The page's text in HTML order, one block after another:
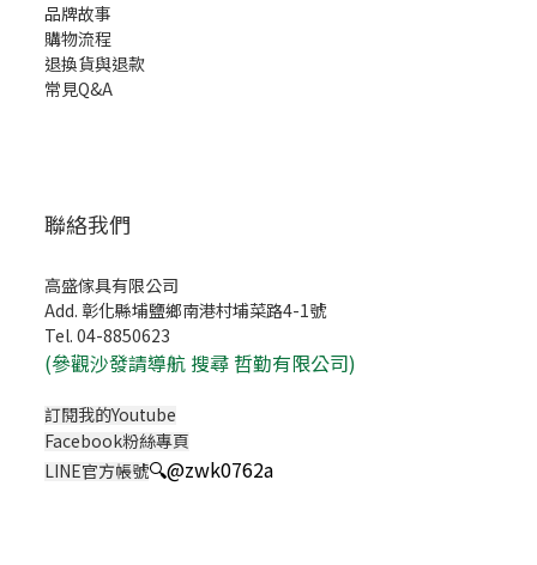
品牌故事
購物流程
退換貨與退款
常見Q&A
聯絡我們
高盛傢具有限公司
Add. 彰化縣埔鹽鄉南港村埔菜路4-1號
Tel. 04-8850623
(參觀沙發請導航 搜尋 哲勤有限公司)
訂閱我的Youtube
Facebook粉絲專頁
LINE官方帳號🔍@zwk0762a